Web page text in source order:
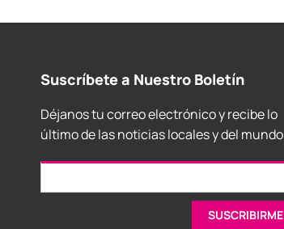
Suscríbete a Nuestro Boletín
Déjanos tu correo electrónico y recibe lo
último de las noticias locales y del mundo